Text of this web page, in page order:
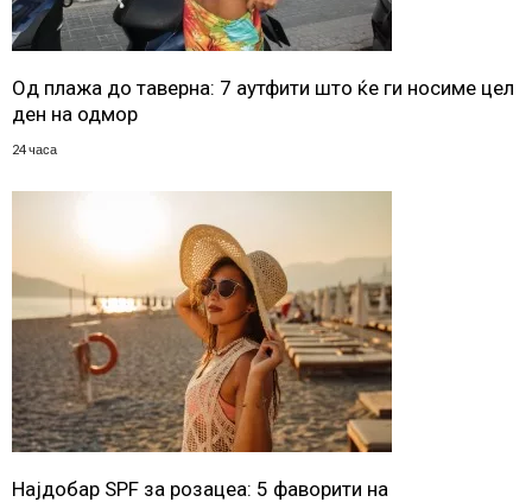
Од плажа до таверна: 7 аутфити што ќе ги носиме цел
ден на одмор
24 часа
Најдобар SPF за розацеа: 5 фаворити на